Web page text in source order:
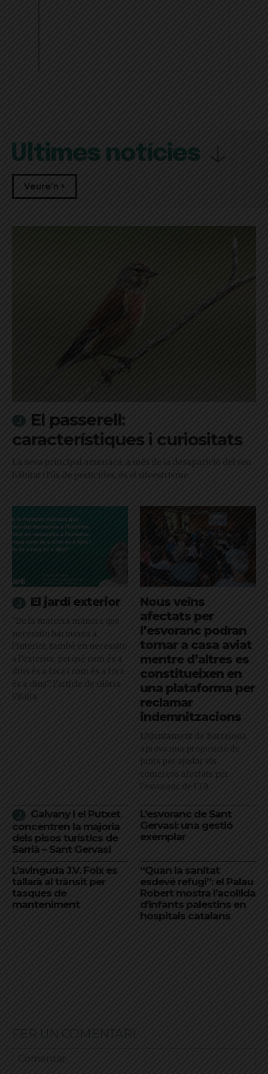
Últimes notícies
Veure'n +
El passerell:
característiques i curiositats
La seva principal amenaça, a més de la desaparició del seu
hàbitat i l'ús de pesticides, és el silvestrisme
El jardí exterior
"De la mateixa manera que
necessito harmonia a
l’interior, també en necessito
a l’exterior, perquè com és a
dins és a fora i com és a fora
és a dins": l'article de Glòria
Vilalta
Nous veïns
afectats per
l’esvoranc podran
tornar a casa aviat
mentre d’altres es
constitueixen en
una plataforma per
reclamar
indemnitzacions
L’Ajuntament de Barcelona
aprova una proposició de
Junts per ajudar els
comerços afectats per
l'esvoranc de l'L9
Galvany i el Putxet
concentren la majoria
dels pisos turístics de
Sarrià – Sant Gervasi
L’esvoranc de Sant
Gervasi: una gestió
exemplar
L’avinguda J.V. Foix es
tallarà al trànsit per
tasques de
manteniment
“Quan la sanitat
esdevé refugi”: el Palau
Robert mostra l’acollida
d’infants palestins en
hospitals catalans
FER UN COMENTARI